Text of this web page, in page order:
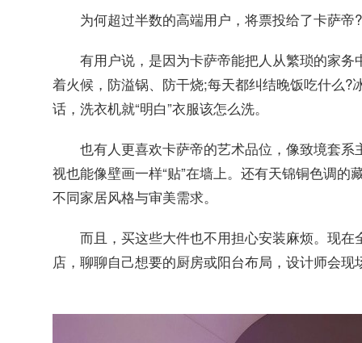
为何超过半数的高端用户，将票投给了卡萨帝?
有用户说，是因为卡萨帝能把人从繁琐的家
着火候，防溢锅、防干烧;每天都纠结晚饭吃什么?
话，洗衣机就“明白”衣服该怎么洗。
也有人更喜欢卡萨帝的艺术品位，像致境套
视也能像壁画一样“贴”在墙上。还有天锦铜色调
不同家居风格与审美需求。
而且，买这些大件也不用担心安装麻烦。现
店，聊聊自己想要的厨房或阳台布局，设计师会